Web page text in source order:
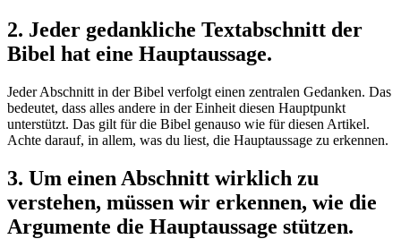
2. Jeder gedankliche Textabschnitt der
Bibel hat eine Hauptaussage.
Jeder Abschnitt in der Bibel verfolgt einen zentralen Gedanken. Das
bedeutet, dass alles andere in der Einheit diesen Hauptpunkt
unterstützt. Das gilt für die Bibel genauso wie für diesen Artikel.
Achte darauf, in allem, was du liest, die Hauptaussage zu erkennen.
3. Um einen Abschnitt wirklich zu
verstehen, müssen wir erkennen, wie die
Argumente die Hauptaussage stützen.